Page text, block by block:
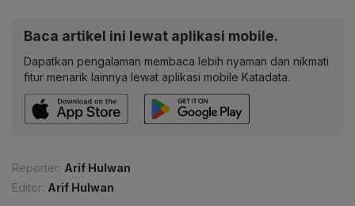
Baca artikel ini lewat aplikasi mobile.
Dapatkan pengalaman membaca lebih nyaman dan nikmati
fitur menarik lainnya lewat aplikasi mobile Katadata.
Reporter: Arif Hulwan
Editor: Arif Hulwan